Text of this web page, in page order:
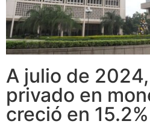
A julio de
privado en
creció en